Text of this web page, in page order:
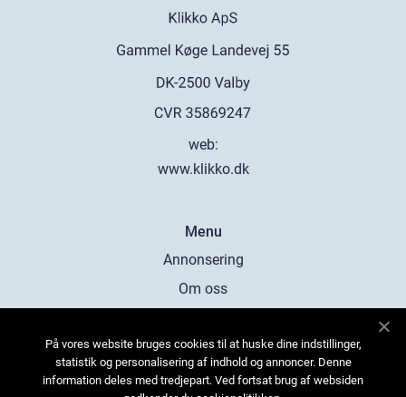
web:
www.klikko.dk
Menu
Annonsering
Om oss
Kontakta oss
Sitemap
På vores website bruges cookies til at huske dine indstillinger,
statistik og personalisering af indhold og annoncer. Denne
information deles med tredjepart. Ved fortsat brug af websiden